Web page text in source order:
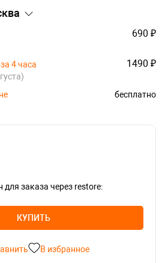
690 ₽
4 часа
1490 ₽
бесплатно
для заказа через restore:
КУПИТЬ
В избранное